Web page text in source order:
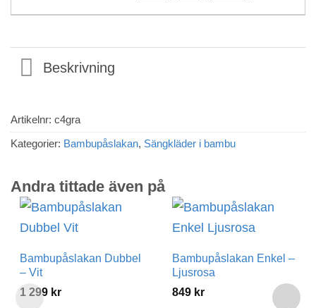
Beskrivning
Artikelnr: c4gra
Kategorier: Bambupåslakan, Sängkläder i bambu
Andra tittade även på
Bambupåslakan Dubbel
– Vit
1 299 kr
Bambupåslakan Enkel –
Ljusrosa
849 kr